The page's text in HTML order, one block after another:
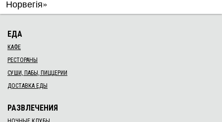
Норвегія»
ЕДА
КАФЕ
РЕСТОРАНЫ
СУШИ, ПАБЫ, ПИЦЦЕРИИ
ДОСТАВКА ЕДЫ
РАЗВЛЕЧЕНИЯ